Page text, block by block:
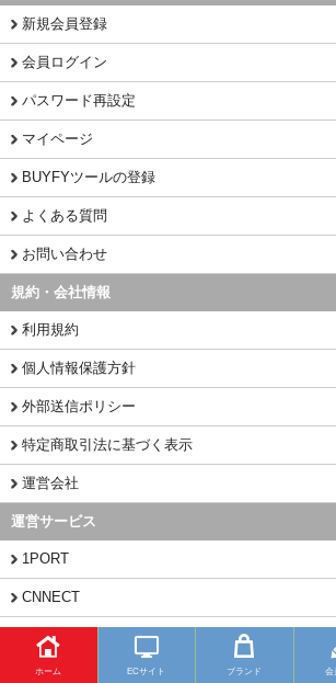
ホーム ECサイト ブランド 会
新規会員登録
会員ログイン
パスワード再設定
マイページ
BUYFYツールの登録
よくある質問
お問い合わせ
規約・会社情報
利用規約
個人情報保護方針
外部送信ポリシー
特定商取引法に基づく表示
運営会社
運営サービス
1PORT
CNNECT
CHINAMART
Copyright (C) 2026 BUYFY.JP All Rights